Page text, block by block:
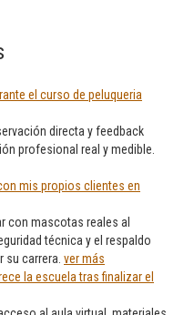
el curso de peluqueria
directa y feedback
profesional real y medible.
mis propios clientes en
con mascotas reales al
técnica y el respaldo
carrera. ver más
la escuela tras finalizar el